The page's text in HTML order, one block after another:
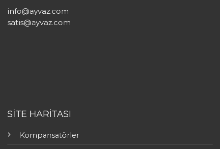
info@ayvaz.com
satis@ayvaz.com
SİTE HARİTASI
Kompansatörler